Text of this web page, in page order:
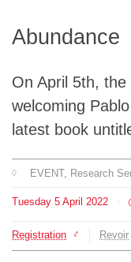
Team
The médialab
FR| EN
Abundance
On April 5th,
welcoming
latest book
EVENT, Research
Tuesday 5 April 2022
Registration Revoir